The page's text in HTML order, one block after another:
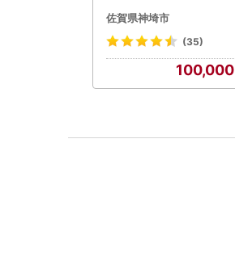
佐賀県神埼市
(35)
100,000